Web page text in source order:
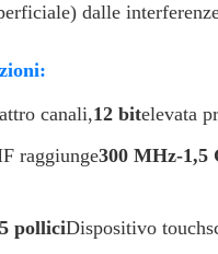
dalle
canali,12 bitelevata
raggiunge300 MHz-1,5
5 polliciDispositivo